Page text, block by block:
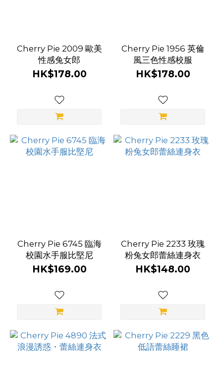
Cherry Pie 2009 歐美
性感兔女郎
HK$178.00
Cherry Pie 1956 英倫
風三色性感校服
HK$178.00
Cherry Pie 6745 臨海
校園水手服比堅尼
HK$169.00
Cherry Pie 2233 玫瑰
粉兔女郎蕾絲連身衣
HK$148.00